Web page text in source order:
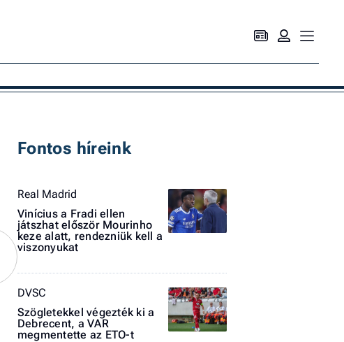
Fontos híreink
Real Madrid
Vinícius a Fradi ellen
játszhat először Mourinho
keze alatt, rendezniük kell a
viszonyukat
DVSC
Szögletekkel végezték ki a
Debrecent, a VAR
megmentette az ETO-t